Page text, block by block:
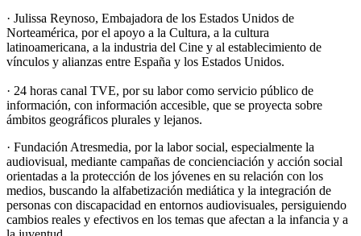
· Julissa Reynoso, Embajadora de los Estados Unidos de
Norteamérica, por el apoyo a la Cultura, a la cultura
latinoamericana, a la industria del Cine y al establecimiento de
vínculos y alianzas entre España y los Estados Unidos.
· 24 horas canal TVE, por su labor como servicio público de
información, con información accesible, que se proyecta sobre
ámbitos geográficos plurales y lejanos.
· Fundación Atresmedia, por la labor social, especialmente la
audiovisual, mediante campañas de concienciación y acción social
orientadas a la protección de los jóvenes en su relación con los
medios, buscando la alfabetización mediática y la integración de
personas con discapacidad en entornos audiovisuales, persiguiendo
cambios reales y efectivos en los temas que afectan a la infancia y a